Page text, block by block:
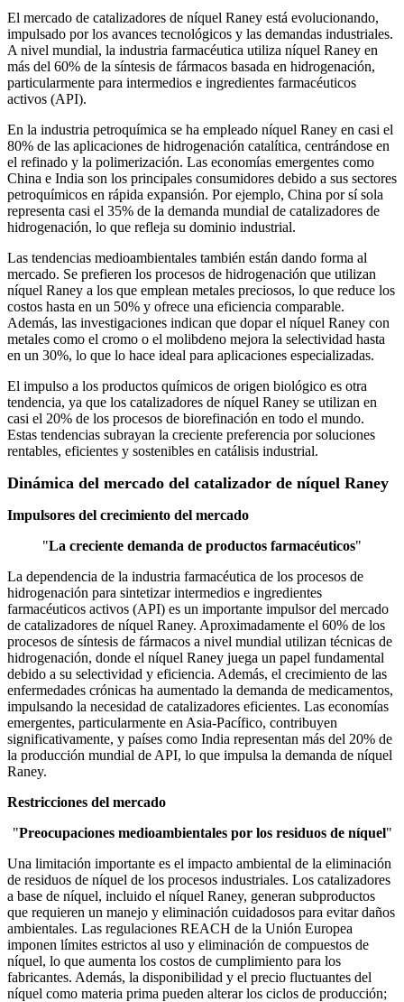
El mercado de catalizadores de níquel Raney está evolucionando,
impulsado por los avances tecnológicos y las demandas industriales.
A nivel mundial, la industria farmacéutica utiliza níquel Raney en
más del 60% de la síntesis de fármacos basada en hidrogenación,
particularmente para intermedios e ingredientes farmacéuticos
activos (API).
En la industria petroquímica se ha empleado níquel Raney en casi el
80% de las aplicaciones de hidrogenación catalítica, centrándose en
el refinado y la polimerización. Las economías emergentes como
China e India son los principales consumidores debido a sus sectores
petroquímicos en rápida expansión. Por ejemplo, China por sí sola
representa casi el 35% de la demanda mundial de catalizadores de
hidrogenación, lo que refleja su dominio industrial.
Las tendencias medioambientales también están dando forma al
mercado. Se prefieren los procesos de hidrogenación que utilizan
níquel Raney a los que emplean metales preciosos, lo que reduce los
costos hasta en un 50% y ofrece una eficiencia comparable.
Además, las investigaciones indican que dopar el níquel Raney con
metales como el cromo o el molibdeno mejora la selectividad hasta
en un 30%, lo que lo hace ideal para aplicaciones especializadas.
El impulso a los productos químicos de origen biológico es otra
tendencia, ya que los catalizadores de níquel Raney se utilizan en
casi el 20% de los procesos de biorefinación en todo el mundo.
Estas tendencias subrayan la creciente preferencia por soluciones
rentables, eficientes y sostenibles en catálisis industrial.
Dinámica del mercado del catalizador de níquel Raney
Impulsores del crecimiento del mercado
"La creciente demanda de productos farmacéuticos"
La dependencia de la industria farmacéutica de los procesos de
hidrogenación para sintetizar intermedios e ingredientes
farmacéuticos activos (API) es un importante impulsor del mercado
de catalizadores de níquel Raney. Aproximadamente el 60% de los
procesos de síntesis de fármacos a nivel mundial utilizan técnicas de
hidrogenación, donde el níquel Raney juega un papel fundamental
debido a su selectividad y eficiencia. Además, el crecimiento de las
enfermedades crónicas ha aumentado la demanda de medicamentos,
impulsando la necesidad de catalizadores eficientes. Las economías
emergentes, particularmente en Asia-Pacífico, contribuyen
significativamente, y países como India representan más del 20% de
la producción mundial de API, lo que impulsa la demanda de níquel
Raney.
Restricciones del mercado
"Preocupaciones medioambientales por los residuos de níquel"
Una limitación importante es el impacto ambiental de la eliminación
de residuos de níquel de los procesos industriales. Los catalizadores
a base de níquel, incluido el níquel Raney, generan subproductos
que requieren un manejo y eliminación cuidadosos para evitar daños
ambientales. Las regulaciones REACH de la Unión Europea
imponen límites estrictos al uso y eliminación de compuestos de
níquel, lo que aumenta los costos de cumplimiento para los
fabricantes. Además, la disponibilidad y el precio fluctuantes del
níquel como materia prima pueden alterar los ciclos de producción;